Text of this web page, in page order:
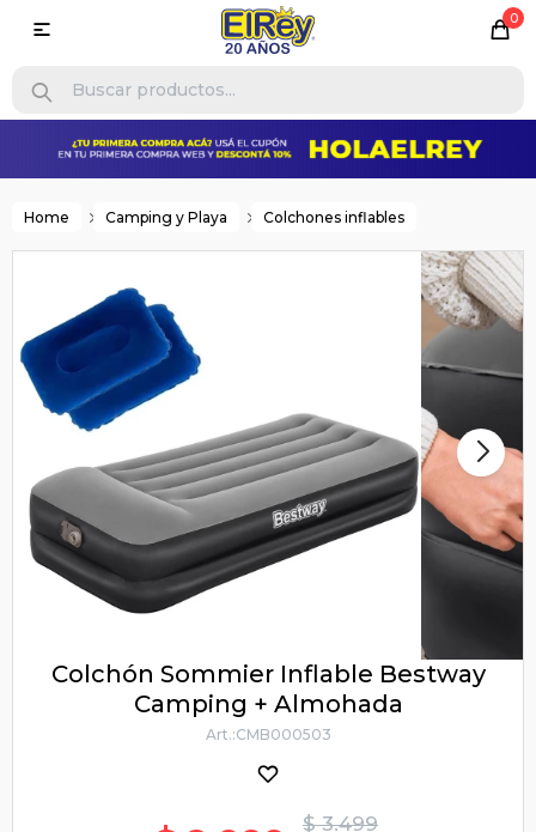
0

Home Camping y Playa Colchones inflables
Colchón Sommier Inflable Bestway
Camping + Almohada
CMB000503
$ 3.499